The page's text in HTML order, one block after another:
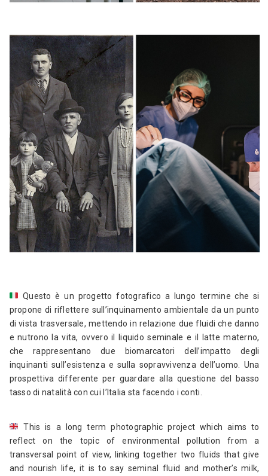
Questo è un progetto fotografico a lungo termine che si
propone di riflettere sull’inquinamento ambientale da un punto
di vista trasversale, mettendo in relazione due fluidi che danno
e nutrono la vita, ovvero il liquido seminale e il latte materno,
che rappresentano due biomarcatori dell’impatto degli
inquinanti sull’esistenza e sulla sopravvivenza dell’uomo. Una
prospettiva differente per guardare alla questione del basso
tasso di natalità con cui l’Italia sta facendo i conti.
This is a long term photographic project which aims to
reflect on the topic of environmental pollution from a
transversal point of view, linking together two fluids that give
and nourish life, it is to say seminal fluid and mother’s milk,